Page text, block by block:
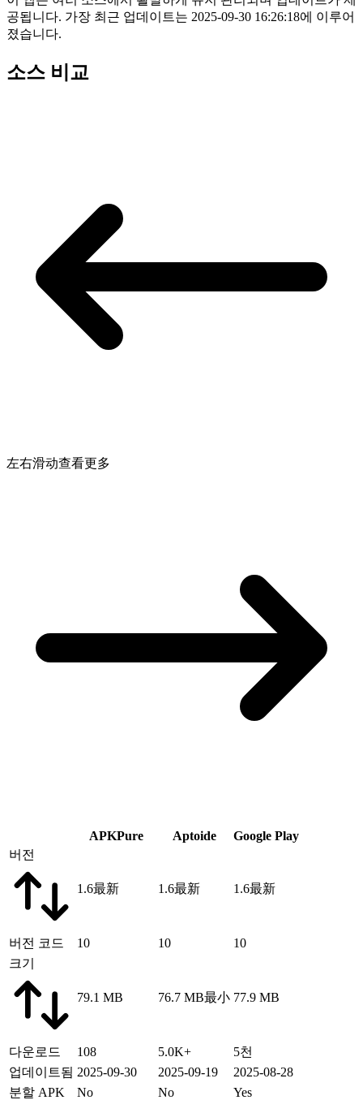
공됩니다. 가장 최근 업데이트는 2025-09-30 16:26:18에 이루어
졌습니다.
소스 비교
左右滑动查看更多
APKPure Aptoide
Google Play
버전
1.6最新 1.6最新 1.6最新
버전 코드 10 10
10
크기
79.1 MB 76.7 MB最小 77.9 MB
다운로드 108 5.0K+
5천
업데이트됨 2025-09-30 2025-09-19
2025-08-28
분할 APK
No No Yes